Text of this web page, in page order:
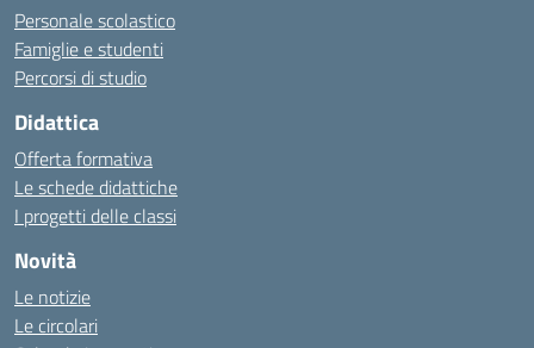
Personale scolastico
Famiglie e studenti
Percorsi di studio
Didattica
Offerta formativa
Le schede didattiche
I progetti delle classi
Novità
Le notizie
Le circolari